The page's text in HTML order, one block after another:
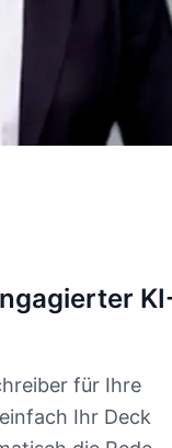
für Ihre
Ihr Deck